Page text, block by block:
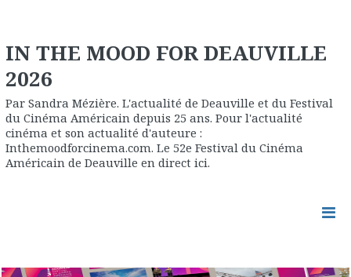
IN THE MOOD FOR DEAUVILLE
2026
Par Sandra Mézière. L'actualité de Deauville et du Festival
du Cinéma Américain depuis 25 ans. Pour l'actualité
cinéma et son actualité d'auteure :
Inthemoodforcinema.com. Le 52e Festival du Cinéma
Américain de Deauville en direct ici.